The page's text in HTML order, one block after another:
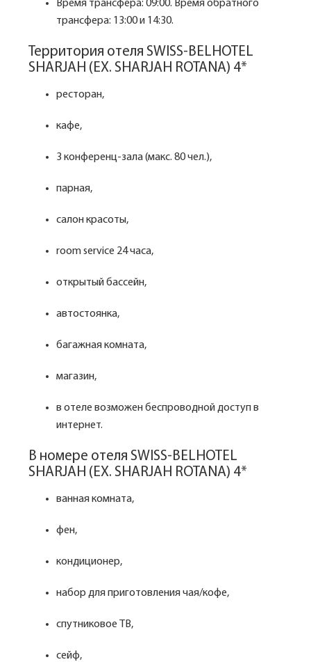
Время трансфера: 09:00. Время обратного
трансфера: 13:00 и 14:30.
Территория отеля SWISS-BELHOTEL
SHARJAH (EX. SHARJAH ROTANA) 4*
ресторан,
кафе,
3 конференц-зала (макс. 80 чел.),
парная,
салон красоты,
room service 24 часа,
открытый бассейн,
автостоянка,
багажная комната,
магазин,
в отеле возможен беспроводной доступ в
интернет.
В номере отеля SWISS-BELHOTEL
SHARJAH (EX. SHARJAH ROTANA) 4*
ванная комната,
фен,
кондиционер,
набор для приготовления чая/кофе,
спутниковое ТВ,
сейф,